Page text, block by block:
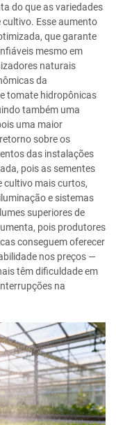
do que as variedades
Esse aumento
que garante
mesmo em
naturais
da
tomate hidropônicas
também uma
uma maior
sobre os
das instalações
pois as sementes
cultivo mais curtos,
e sistemas
superiores de
pois produtores
conseguem oferecer
nos preços —
têm dificuldade em
na